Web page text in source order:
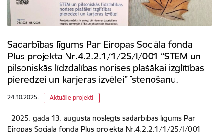
Sadarbības līgums Par Eiropas Sociāla fonda
Plus projekta Nr.4.2.2.1/1/25/I/001 “STEM un
pilsoniskās līdzdalības norises plašākai izglītības
pieredzei un karjeras izvēlei” īstenošanu.
24.10.2025. Aktuālie projekti
2025. gada 13. augustā noslēgts sadarbības līgums Par
Eiropas Sociāla fonda Plus projekta Nr.4.2.2.1/1/25/I/001